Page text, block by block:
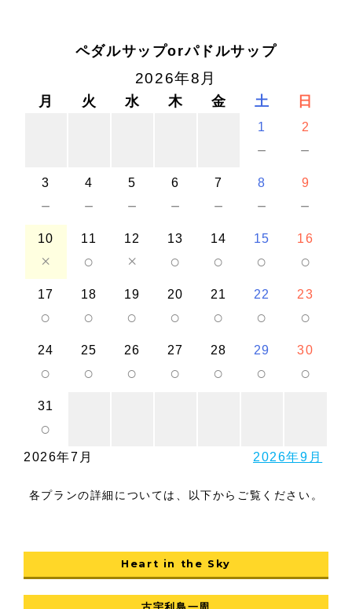
ペダルサップorパドルサップ
2026年8月
月 火 水 木 金 土 日
1
－
2
－
3
－
4
－
5
－
6
－
7
－
8
－
9
－
10
×
11
○
12
×
13
○
14
○
15
○
16
○
17
○
18
○
19
○
20
○
21
○
22
○
23
○
24
○
25
○
26
○
27
○
28
○
29
○
30
○
31
○
2026年7月 2026年9月
各プランの詳細については、以下からご覧ください。
Heart in the Sky